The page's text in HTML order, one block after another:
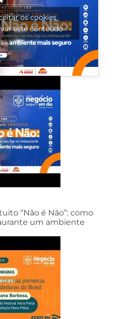
os cookies
este conteúdo
“Não é Não”: como
um ambiente